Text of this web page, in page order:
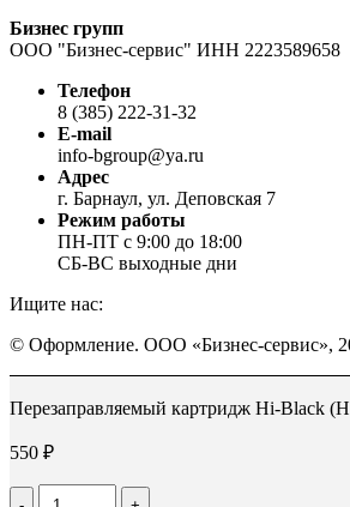
Бизнес групп
ООО "Бизнес-сервис" ИНН 2223589658
Телефон
8 (385) 222-31-32
E-mail
info-bgroup@ya.ru
Адрес
г. Барнаул, ул. Деповская 7
Режим работы
ПН-ПТ с 9:00 до 18:00
СБ-ВС выходные дни
Ищите нас:
Страница
в
окне
Страница
в
окне
Страница
в
окне
© Оформление. ООО «Бизнес-сервис»,
Перезаправляемый картридж Hi-Black
550 ₽
Количество